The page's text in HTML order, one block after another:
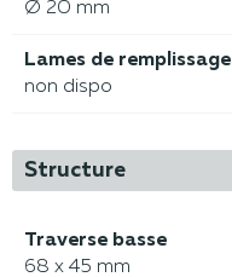
Ø 20 mm
Lames de remplissage
non dispo
Structure
Traverse basse
68 x 45 mm